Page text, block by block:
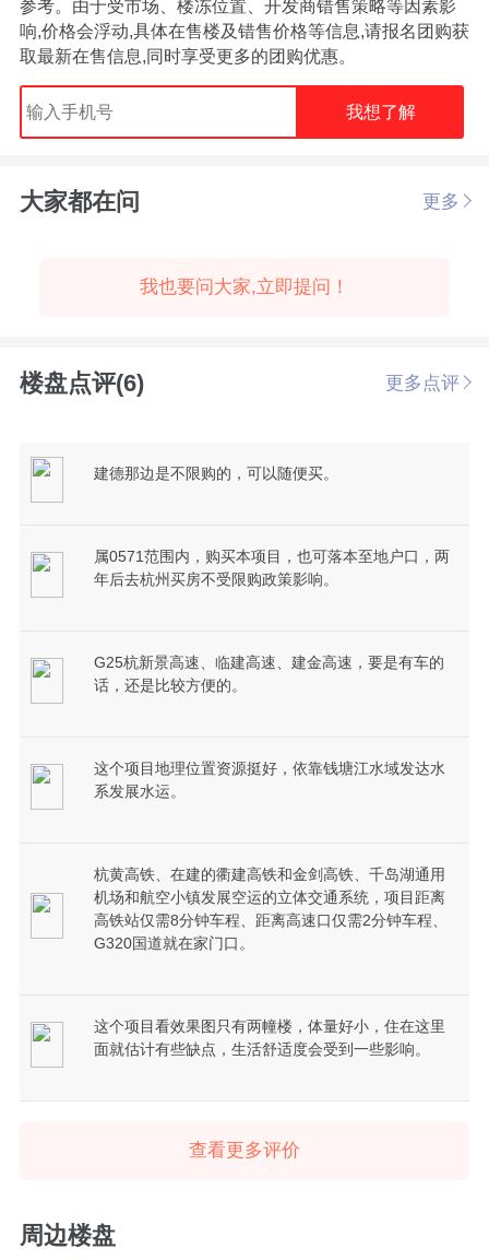
参考。由于受市场、楼冻位置、开发商错售策略等因素影
响,价格会浮动,具体在售楼及错售价格等信息,请报名团购获
取最新在售信息,同时享受更多的团购优惠。
我想了解
大家都在问 更多
我也要问大家,立即提问！
楼盘点评(6) 更多点评
建德那边是不限购的，可以随便买。
属0571范围内，购买本项目，也可落本至地户口，两
年后去杭州买房不受限购政策影响。
G25杭新景高速、临建高速、建金高速，要是有车的
话，还是比较方便的。
这个项目地理位置资源挺好，依靠钱塘江水域发达水
系发展水运。
杭黄高铁、在建的衢建高铁和金剑高铁、千岛湖通用
机场和航空小镇发展空运的立体交通系统，项目距离
高铁站仅需8分钟车程、距离高速口仅需2分钟车程、
G320国道就在家门口。
这个项目看效果图只有两幢楼，体量好小，住在这里
面就估计有些缺点，生活舒适度会受到一些影响。
查看更多评价
周边楼盘